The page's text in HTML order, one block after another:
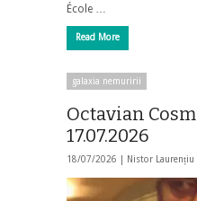
École …
Read More
galaxia nemuririi
Octavian
17.07.2026
18/07/2026 | Nistor Laurențiu